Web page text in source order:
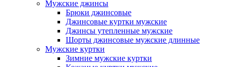
Мужские джинсы
Брюки джинсовые
Джинсовые куртки мужские
Джинсы утепленные мужские
Шорты джинсовые мужские длинные
Мужские куртки
Зимние мужские куртки